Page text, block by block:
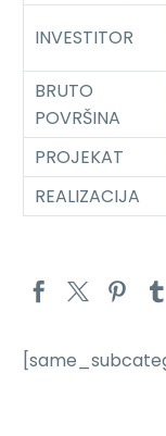
INVESTITOR
BRUTO
POVRŠINA
PROJEKAT
REALIZACIJA